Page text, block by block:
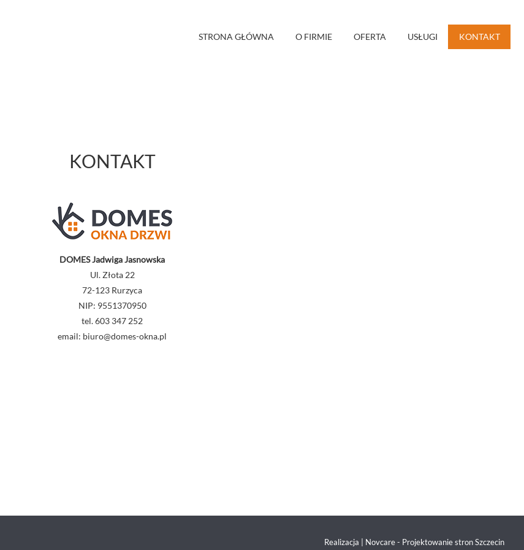
STRONA GŁÓWNA O FIRMIE OFERTA USŁUGI KONTAKT
KONTAKT
DOMES Jadwiga Jasnowska
Ul. Złota 22
72-123 Rurzyca
NIP: 9551370950
tel. 603 347 252
email: biuro@domes-okna.pl
Realizacja | Novcare - Projektowanie stron Szczecin